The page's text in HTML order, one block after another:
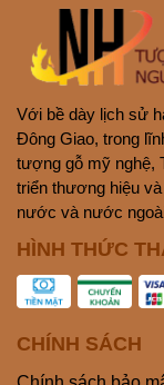
Với bề dày lịch sử
Đông Giao, trong
tượng gỗ mỹ nghệ,
triển thương hiệu
nước và nước
HÌNH THỨC
CHÍNH SÁCH